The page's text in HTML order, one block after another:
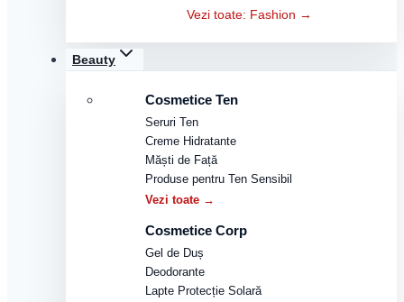
Vezi toate: Fashion →
Beauty
Cosmetice Ten
Seruri Ten
Creme Hidratante
Măști de Față
Produse pentru Ten Sensibil
Vezi toate →
Cosmetice Corp
Gel de Duș
Deodorante
Lapte Protecție Solară